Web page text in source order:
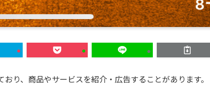
り、商品やサービスを紹介・広告することがあります。